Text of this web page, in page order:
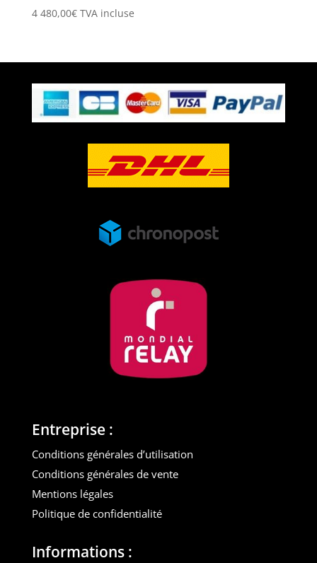
4 480,00€ TVA incluse
Entreprise :
Conditions générales d’utilisation
Conditions générales de vente
Mentions légales
Politique de confidentialité
Informations :